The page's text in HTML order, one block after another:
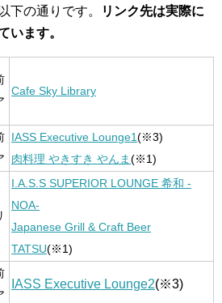
下の通りです。
リンク先は実際に
います。
Cafe Sky Library
IASS Executive Lounge1(※3)
肉料理 やきすき やんま (※1)
I.A.S.S SUPERIOR LOUNGE 希和 -
NOA-
Japanese Grill & Craft Beer
TATSU(※1)
IASS Executive Lounge2(※3)